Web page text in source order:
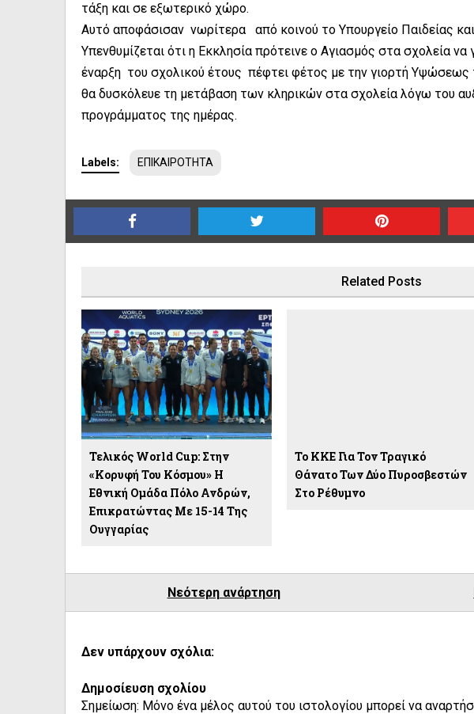
τάξη και σε εξωτερικό χώρο.
Αυτό αποφάσισαν νωρίτερα από κοινού το Υπουργείο Παιδείας
Υπενθυμίζεται ότι η Εκκλησία πρότεινε ο Αγιασμός στα σχολεία να
έναρξη του σχολικού έτους πέφτει φέτος με την γιορτή
θα δυσκόλευε τη μετάβαση των κληρικών στα σχολεία λόγω του
προγράμματος της ημέρας.
Labels: ΕΠΙΚΑΙΡΟΤΗΤΑ
Related Posts
Τελικός World Cup: Στην
«κορυφή Του Κόσμου» Η
Εθνική Ομάδα Πόλο Ανδρών,
Επικρατώντας Με 15-14 Της
Ουγγαρίας
To KKE Για Τον Τραγικό
Θάνατο Των Δύο Πυροσβεστών
Στο Ρέθυμνο
Νεότερη ανάρτηση
Δεν υπάρχουν σχόλια:
Δημοσίευση σχολίου
Σημείωση: Μόνο ένα μέλος αυτού του ιστολογίου μπορεί να